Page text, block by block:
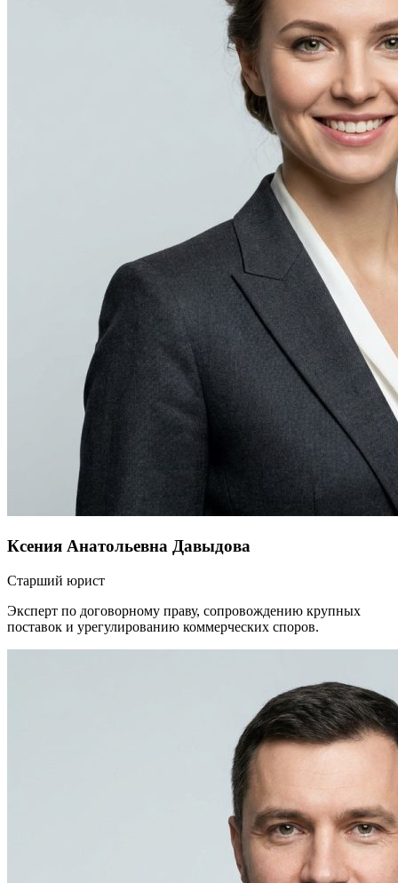
Ксения Анатольевна Давыдова
Старший юрист
Эксперт по договорному праву, сопровождению крупных
поставок и урегулированию коммерческих споров.